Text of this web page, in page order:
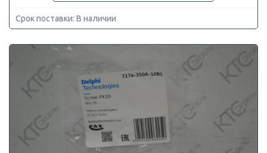
Срок поставки: В наличии